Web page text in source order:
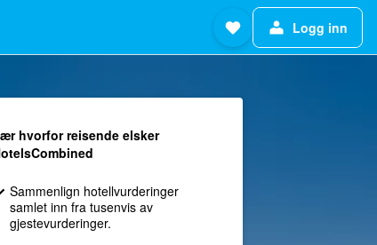
Logg inn
hvorfor reisende elsker
Sammenlign hotellvurderinger
samlet inn fra tusenvis av
gjestevurderinger.